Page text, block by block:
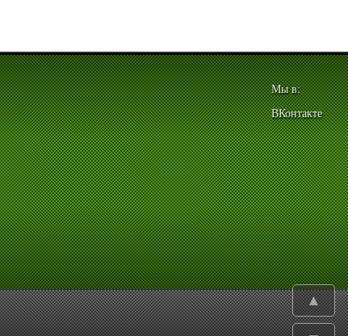
Мы в:
ВКонтакте
▲